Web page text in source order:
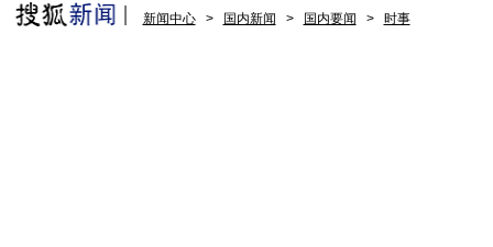
新闻中心 > 国内新闻 > 国内要闻 > 时事